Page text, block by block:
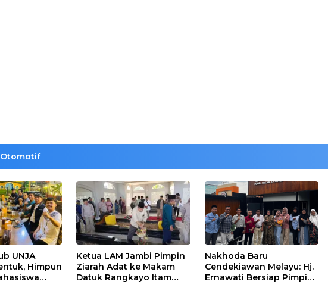
Otomotif
UNJA
Himpun
Ketua LAM Jambi Pimpin
Ziarah Adat ke Makam
Datuk Rangkayo Itam
Nakhoda Baru
Cendekiawan Melayu: Hj.
Ernawati Bersiap Pimpin